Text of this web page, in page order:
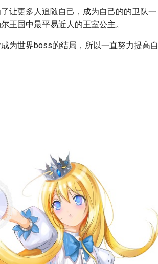
让更多人追随自己，成为自己的的卫队一
王国中最平易近人的王室公主。
为世界boss的结局，所以一直努力提高自